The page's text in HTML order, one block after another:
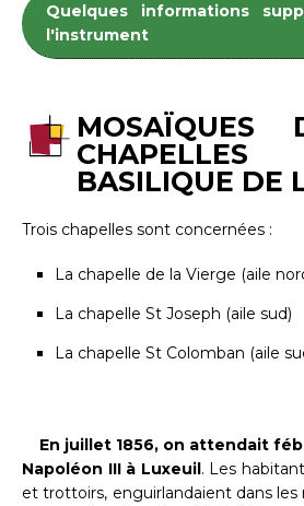
Quelques informations
l'instrument
MOSAÏQUES
BASILIQUE DE
Trois chapelles sont concernées :
La chapelle de la Vierge (aile
La chapelle St Joseph (aile sud)
La chapelle St Colomban (aile
En juillet 1856, on attendait
Napoléon III à Luxeuil. Les
et trottoirs, enguirlandaient dans